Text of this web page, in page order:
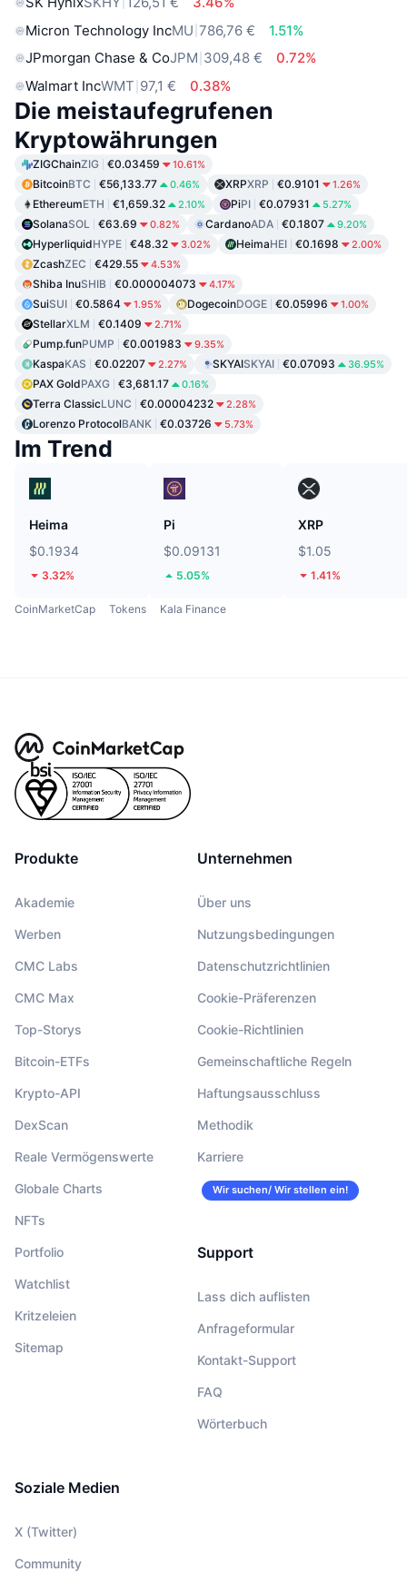
Micron Technology IncMU 786,76 €
1.51%
JPmorgan Chase & CoJPM 309,48 €
0.72%
Walmart IncWMT 97,1 € 0.38%
Die meistaufegrufenen
Kryptowährungen
ZIGChainZIG €0.03459 10.61%
BitcoinBTC €56,133.77 0.46% XRPXRP €0.9101 1.26%
EthereumETH €1,659.32 2.10% PiPI €0.07931 5.27%
SolanaSOL €63.69 0.82% CardanoADA €0.1807 9.20%
HyperliquidHYPE €48.32 3.02% HeimaHEI €0.1698 2.00%
ZcashZEC €429.55 4.53%
Shiba InuSHIB €0.000004073 4.17%
SuiSUI €0.5864 1.95% DogecoinDOGE €0.05996 1.00%
StellarXLM €0.1409 2.71%
Pump.funPUMP €0.001983 9.35%
KaspaKAS €0.02207 2.27% SKYAISKYAI €0.07093 36.95%
PAX GoldPAXG €3,681.17 0.16%
Terra ClassicLUNC €0.00004232 2.28%
Lorenzo ProtocolBANK €0.03726 5.73%
Im Trend
Heima
$0.1934
3.32%
Pi
$0.09131
5.05%
XRP
$1.05
1.41%
CoinMarketCap Tokens Kala Finance
Produkte
Akademie
Werben
CMC Labs
CMC Max
Top-Storys
Bitcoin-ETFs
Krypto-API
DexScan
Reale Vermögenswerte
Globale Charts
NFTs
Portfolio
Watchlist
Kritzeleien
Sitemap
Unternehmen
Über uns
Nutzungsbedingungen
Datenschutzrichtlinien
Cookie-Präferenzen
Cookie-Richtlinien
Gemeinschaftliche Regeln
Haftungsausschluss
Methodik
Karriere
Wir suchen/ Wir stellen ein!
Support
Lass dich auflisten
Anfrageformular
Kontakt-Support
FAQ
Wörterbuch
Soziale Medien
X (Twitter)
Community